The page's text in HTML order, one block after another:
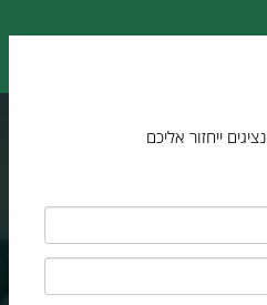
ייחזור אליכם